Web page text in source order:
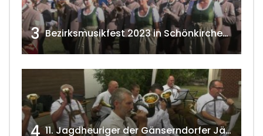
3 Bezirksmusikfest 2023 in Schönkirchen-Reyersdorf
4 11. Jagdheuriger der Gänserndorfer Jäger 2020 w4tv166